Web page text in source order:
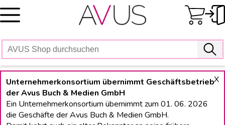
Skip
to
X
Unternehmerkonsortium übernimmt Geschäftsbetrieb
der Avus Buch & Medien GmbH
Ein Unternehmerkonsortium übernimmt zum 01. 06. 2026
die Geschäfte der Avus Buch & Medien GmbH.